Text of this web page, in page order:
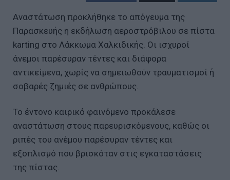
Αναστάτωση προκλήθηκε το απόγευμα της
Παρασκευής η εκδήλωση αεροστρόβιλου σε πίστα
karting στο Λάκκωμα Χαλκιδικής. Οι ισχυροί
άνεμοι παρέσυραν τέντες και διάφορα
αντικείμενα, χωρίς να σημειωθούν τραυματισμοί ή
σοβαρές ζημιές σε ανθρώπους.
Το έντονο καιρικό φαινόμενο προκάλεσε
αναστάτωση στους παρευρισκόμενους, καθώς οι
ριπές του ανέμου παρέσυραν τέντες και
εξοπλισμό που βρισκόταν στις εγκαταστάσεις
της πίστας.